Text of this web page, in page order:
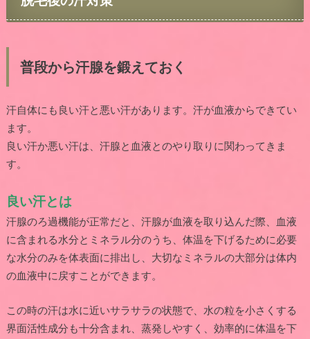
普段から汗腺を鍛えておく
汗自体にも良い汗と悪い汗があります。汗が血液からできてい
ます。
良い汗か悪い汗は、汗腺と血液とのやり取りに関わってきま
す。
良い汗とは
汗腺のろ過機能が正常だと、汗腺が血液を取り込んだ際、血液
に含まれる水分とミネラル分のうち、体温を下げるために必要
な水分のみを体表面に排出し、大切なミネラルの大部分は体内
の血液中に戻すことができます。
この時の汗は水に近いサラサラの状態で、水の粒を小さくする
界面活性成分も十分含まれ、蒸発しやすく、効率的に体温を下